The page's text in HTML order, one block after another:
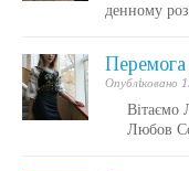
денному
Перемога
Опублiковано
Вітаємо
Любов